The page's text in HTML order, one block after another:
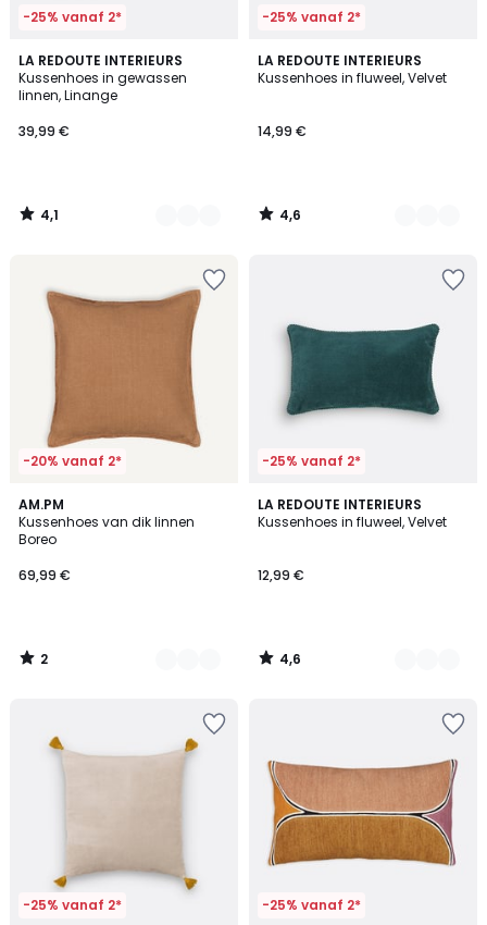
-25% vanaf 2*
LA REDOUTE INTERIEURS
Kussenhoes in gewassen
linnen, Linange
39,99 €
4,1
/ 5
5
Kleuren
4,1
/
-25% vanaf 2*
LA REDOUTE INTERIEURS
Kussenhoes in fluweel, Velvet
14,99 €
4,6
/ 5
10
Kleuren
4,6
/
-20% vanaf 2*
AM.PM
Kussenhoes van dik linnen
Boreo
69,99 €
2
/
5
7
Kleuren
2
/
-25% vanaf 2*
LA REDOUTE INTERIEURS
Kussenhoes in fluweel, Velvet
12,99 €
4,6
/ 5
10
Kleuren
4,6
/
-25% vanaf 2* -25% vanaf 2*